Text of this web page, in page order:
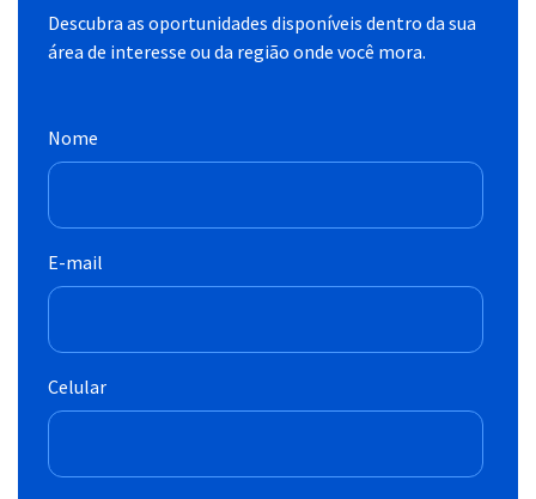
Descubra as oportunidades disponíveis dentro da sua
área de interesse ou da região onde você mora.
Nome
E-mail
Celular